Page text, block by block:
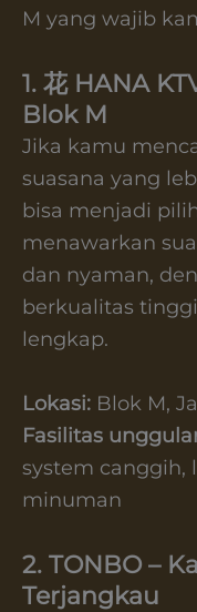
M yang wajib
1. 花 HANA
Blok M
Jika kamu
suasana yang
bisa menjadi
menawarkan
dan nyaman,
berkualitas
lengkap.
Lokasi: Blok M,
Fasilitas
system canggih,
minuman
2. TONBO –
Terjangkau